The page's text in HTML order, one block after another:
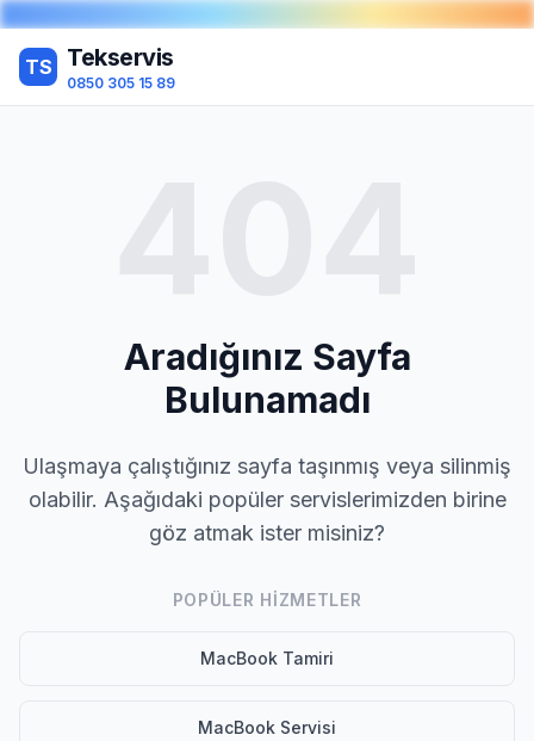
TS Tekservis
0850 305 15 89
Aradığınız Sayfa
Bulunamadı
Ulaşmaya çalıştığınız sayfa taşınmış veya silinmiş
olabilir. Aşağıdaki popüler servislerimizden birine
göz atmak ister misiniz?
POPÜLER HIZMETLER
MacBook Tamiri
MacBook Servisi